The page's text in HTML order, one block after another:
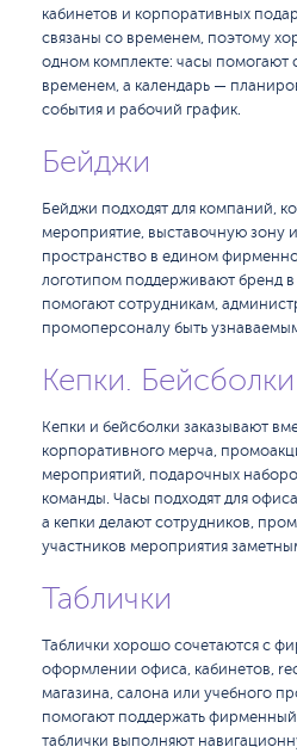
кабинетов и корпоративных
связаны со временем, поэтому
одном комплекте: часы помогают
временем, а календарь —
события и рабочий график.
Бейджи
Бейджи подходят для компаний,
мероприятие, выставочную зону
пространство в едином
логотипом поддерживают бренд
помогают сотрудникам,
промоперсоналу быть
Кепки. Бейсболки
Кепки и бейсболки заказывают
корпоративного мерча,
мероприятий, подарочных
команды. Часы подходят для
а кепки делают сотрудников,
участников мероприятия
Таблички
Таблички хорошо сочетаются с
оформлении офиса, кабинетов,
магазина, салона или учебного
помогают поддержать фирменный
таблички выполняют